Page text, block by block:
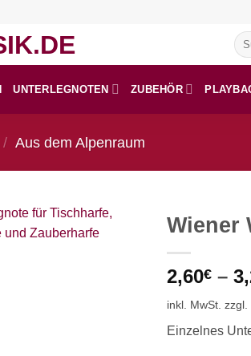
UNTERLEGNOTEN ZUBEHÖR
/ Aus dem Alpenraum
Wiener
2,60€–
inkl. MwSt. zzgl.
Einzelnes